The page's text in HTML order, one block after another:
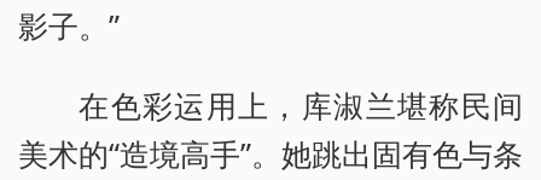
影子。”
在色彩运用上，库淑兰堪称民间
美术的“造境高手”。她跳出固有色与条